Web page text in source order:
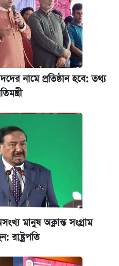
আবেদন, জানাল কর্তৃপক্ষ
পর্যায়ে, যা জানালেন
টিকিট কাটবেন যেভাবে
২৩ বাংলাদেশিকে দেশে
নামে প্রতিষ্ঠান হবে: তথ্য
মানুষ অক্লান্ত সংগ্রাম
রাষ্ট্রপতি